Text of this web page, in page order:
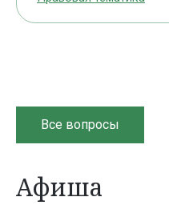
Все вопросы
Афиша